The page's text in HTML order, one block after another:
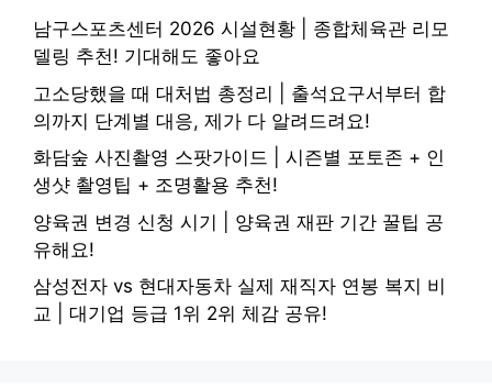
남구스포츠센터 2026 시설현황 | 종합체육관 리모
델링 추천! 기대해도 좋아요
고소당했을 때 대처법 총정리 | 출석요구서부터 합
의까지 단계별 대응, 제가 다 알려드려요!
화담숲 사진촬영 스팟가이드 | 시즌별 포토존 + 인
생샷 촬영팁 + 조명활용 추천!
양육권 변경 신청 시기 | 양육권 재판 기간 꿀팁 공
유해요!
삼성전자 vs 현대자동차 실제 재직자 연봉 복지 비
교 | 대기업 등급 1위 2위 체감 공유!